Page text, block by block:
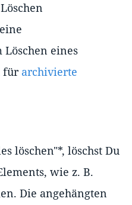
Löschen eines
für archivierte
löschen"*, löschst Du
wie z. B.
Die angehängten